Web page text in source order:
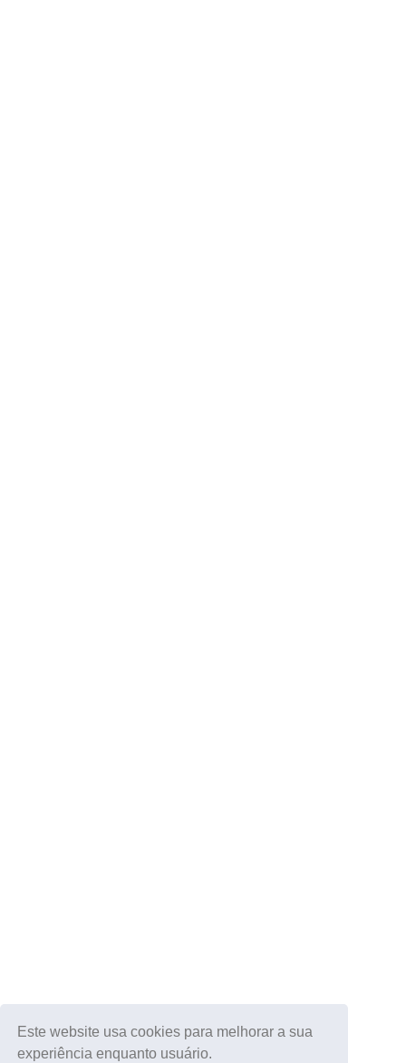
Este website usa cookies para melhorar a sua
experiência enquanto usuário.